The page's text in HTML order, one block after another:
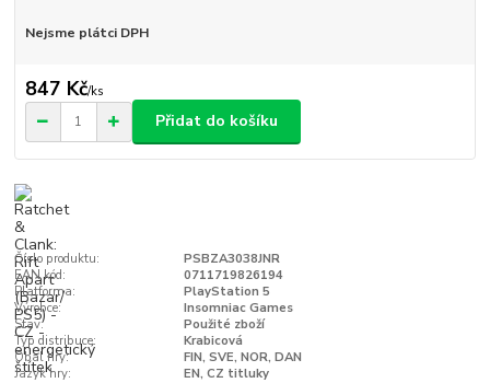
Nejsme plátci DPH
847 Kč/ks
Přidat do košíku
Číslo produktu:
PSBZA3038JNR
EAN kód:
0711719826194
Platforma:
PlayStation 5
Výrobce:
Insomniac Games
Stav:
Použité zboží
Typ distribuce:
Krabicová
Obal hry:
FIN, SVE, NOR, DAN
Jazyk hry:
EN, CZ titluky